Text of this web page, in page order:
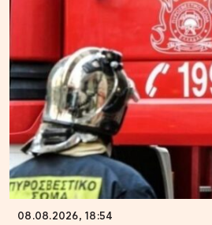
08.08.2026, 18:54